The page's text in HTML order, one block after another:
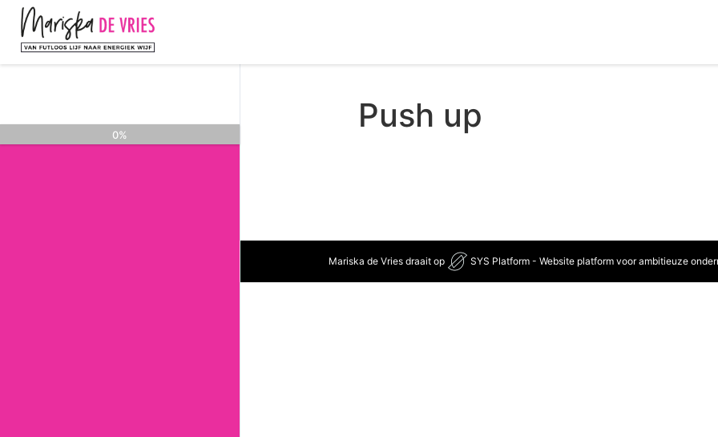
0% Push up
Mariska de Vries draait op SYS Platform - Website platform voor ambitieuze